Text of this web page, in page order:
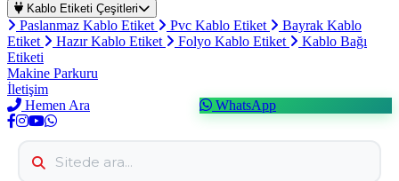
Kablo Etiketi Çeşitleri
Paslanmaz Kablo Etiket Pvc Kablo Etiket
Bayrak Kablo
Etiket
Hazır Kablo Etiket Folyo Kablo Etiket
Kablo Bağı
Etiketi
Makine Parkuru
İletişim
Hemen Ara
WhatsApp